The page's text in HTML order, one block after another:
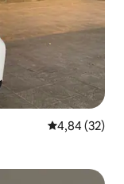
Évaluation
4,84 (32)